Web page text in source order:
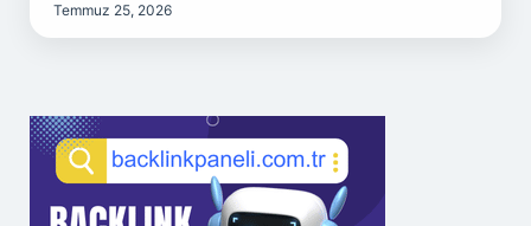
Temmuz 25, 2026